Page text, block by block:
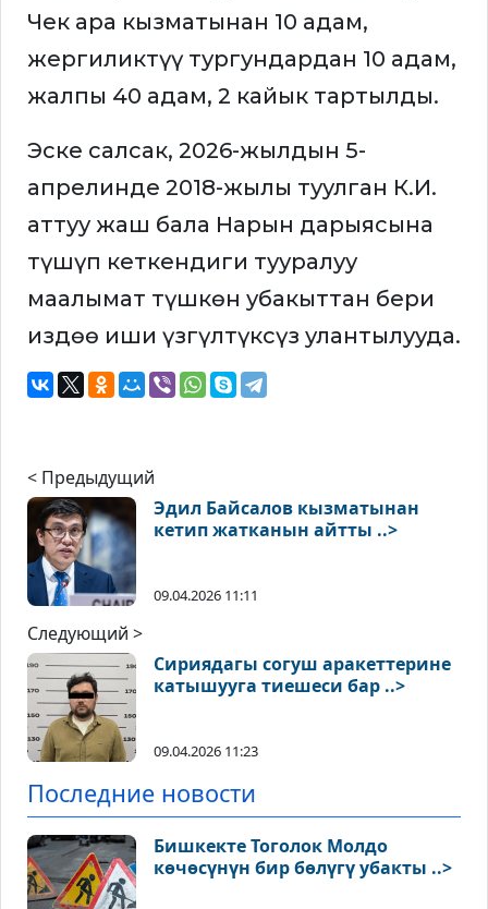
Чек ара кызматынан 10 адам,
жергиликтүү тургундардан 10 адам,
жалпы 40 адам, 2 кайык тартылды.
Эске салсак, 2026-жылдын 5-
апрелинде 2018-жылы туулган К.И.
аттуу жаш бала Нарын дарыясына
түшүп кеткендиги тууралуу
маалымат түшкөн убакыттан бери
издөө иши үзгүлтүксүз улантылууда.
< Предыдущий
Эдил Байсалов кызматынан
кетип жатканын айтты ..>
09.04.2026 11:11
Следующий >
Сириядагы согуш аракеттерине
катышууга тиешеси бар ..>
09.04.2026 11:23
Последние новости
Бишкекте Тоголок Молдо
көчөсүнүн бир бөлүгү убакты ..>